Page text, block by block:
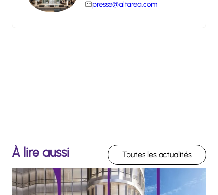
presse@altarea.com
À lire aussi Toutes les actualités